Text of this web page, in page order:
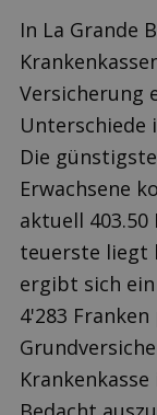
In La Grande
Versicherung
Unterschiede
Die
Erwachsene
aktuell
teuerste liegt
ergibt sich
4'283